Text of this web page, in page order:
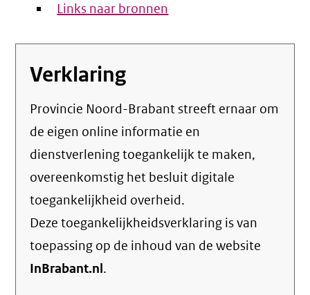
Links naar bronnen
Verklaring
Provincie Noord-Brabant streeft ernaar om
de eigen online informatie en
dienstverlening toegankelijk te maken,
overeenkomstig het besluit digitale
toegankelijkheid overheid.
Deze toegankelijkheidsverklaring is van
toepassing op de inhoud van de website
InBrabant.nl.